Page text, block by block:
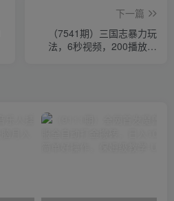
下一篇
（7541期）三国志暴力玩
法，6秒视频，200播放量